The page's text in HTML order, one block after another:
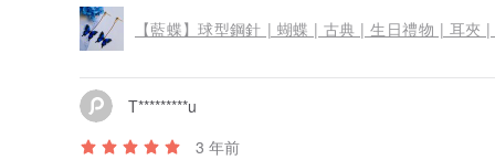
【藍蝶】球型鋼針 | 蝴蝶 | 古典 | 生日禮物 | 耳夾
T*********u
3 年前